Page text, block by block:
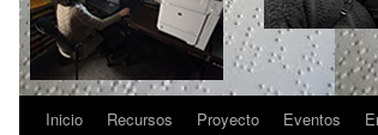
Inicio Recursos Proyecto Eventos